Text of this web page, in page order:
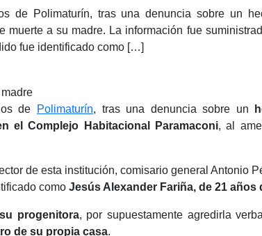
de Polimaturín, tras una denuncia sobre un
muerte a su madre. La información fue
fue identificado como […]
de Polimaturín, tras una denuncia sobre un
el Complejo Habitacional Paramaconi, al
de esta institución, comisario general Antonio
como Jesús Alexander Fariña, de 21 años
progenitora, por supuestamente agredirla
de su propia casa.